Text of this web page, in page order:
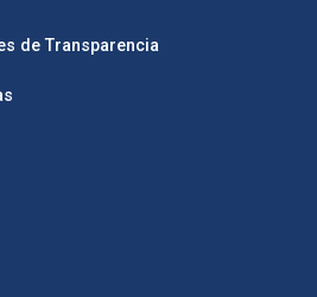
de Transparencia